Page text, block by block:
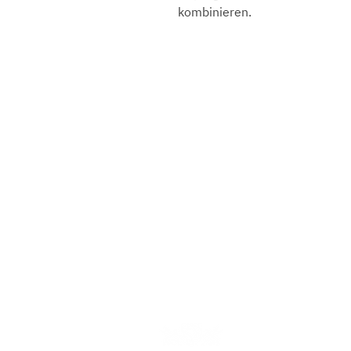
kombinieren.